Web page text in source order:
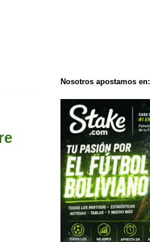
Nosotros apostamos en: